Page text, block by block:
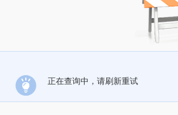
正在查询中，请刷新重试